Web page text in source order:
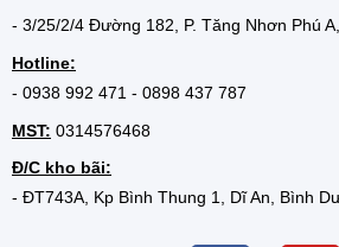
- 3/25/2/4 Đường 182, P. Tăng Nhơn Phú
Hotline:
- 0938 992 471 - 0898 437 787
MST: 0314576468
Đ/C kho bãi:
- ĐT743A, Kp Bình Thung 1, Dĩ An, Bình